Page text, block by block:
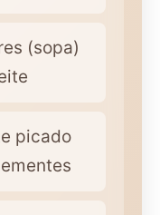
(sopa)
picado